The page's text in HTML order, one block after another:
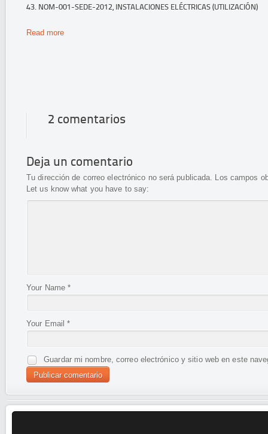
43. NOM-001-SEDE-2012, INSTALACIONES ELÉCTRICAS (UTILIZACIÓN)
Read more
2 comentarios
Deja un comentario
Tu dirección de correo electrónico no será publicada. Los campos
Let us know what you have to say:
Your Name *
Your Email *
Guardar mi nombre, correo electrónico y sitio web en este